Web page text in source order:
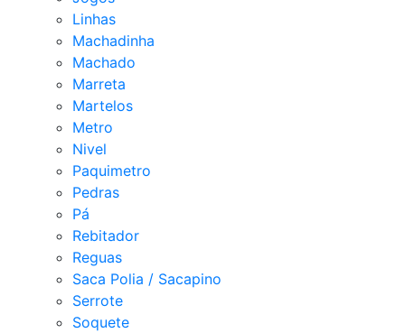
Linhas
Machadinha
Machado
Marreta
Martelos
Metro
Nivel
Paquimetro
Pedras
Pá
Rebitador
Reguas
Saca Polia / Sacapino
Serrote
Soquete